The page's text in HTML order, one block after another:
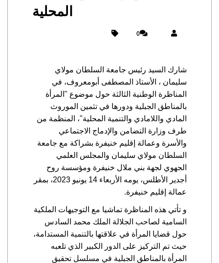
المحلية
0
شارك السيد رئيس جامعة السلطان مولاي
سليمان ، الأستاذ المصطفى أبومعروف، في
المناظرة الوطنية الثالثة حول موضوع "المرأة
بالمناطق الجبلية ودورها في تثمين الموروث
المادي واللامادي والتنمية المحلية"، المنظمة من
طرف وزارة التضامن والإدماج الاجتماعي
والأسرة وعمالة إقليم خنيفرة بشراكة مع جامعة
السلطان مولاي سليمان والمجلس العلمي
الجهوي لجهة بني ملال خنيفرة ومؤسسة روح
أجدير الأطلس، يومه الأربعاء 14 يونيو 2023، بمقر
عمالة إقليم خنيفرة.
و تأتي هذه المناظرة تماشيا مع التوجيهات الملكية
السامية لصاحب الجلالة الملك محمد السادس
حول قضايا المرأة في علاقتها بالتنمية المستدامة،
حيث تم التركيز على الدور الكبير الذي تلعبه
المرأة بالمناطق الجبلية في مسلسل تحقيق